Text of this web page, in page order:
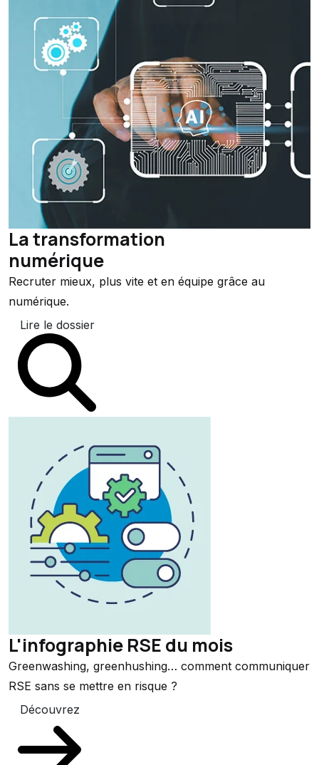
La transformation
numérique
Recruter mieux, plus vite et en équipe grâce au
numérique.
Lire le dossier
L'infographie RSE du mois
Greenwashing, greenhushing… comment communiquer
RSE sans se mettre en risque ?
Découvrez